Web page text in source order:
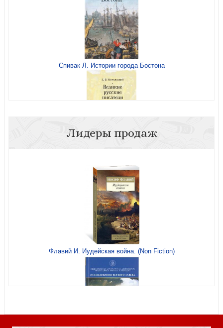
Спивак Л. Истории города Бостона
Щеглов А.П. Философия в зеркале медицины
Лидеры продаж
Флавий И. Иудейская война. (Non Fiction)